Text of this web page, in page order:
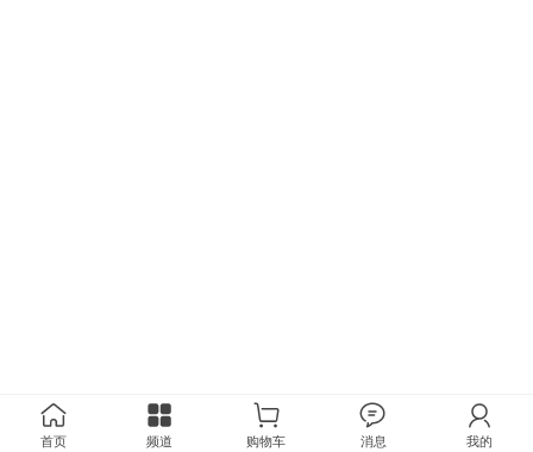
首页 频道 购物车 消息 我的